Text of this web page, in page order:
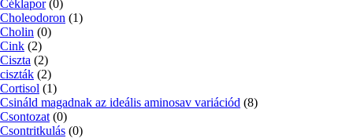
Céklapor (0)
Choleodoron (1)
Cholin (0)
Cink (2)
Ciszta (2)
ciszták (2)
Cortisol (1)
Csináld magadnak az ideális aminosav variációd (8)
Csontozat (0)
Csontritkulás (0)